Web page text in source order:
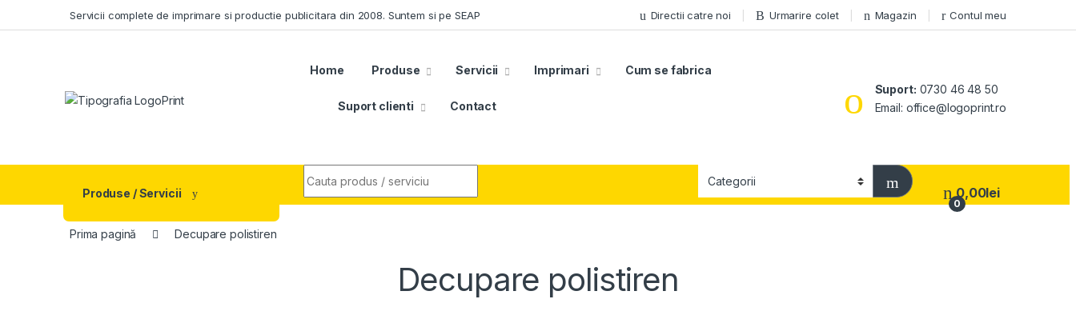
Servicii complete de imprimare si productie publicitara din 2008. Suntem si pe SEAP Directii catre noi Urmarire colet Magazin Contul meu
Home Produse Servicii Imprimari Cum se fabrica
Suport clienti Contact
Suport: 0730 46 48 50
Email: office@logoprint.ro
Produse / Servicii
0
0,00lei
Prima pagină Decupare polistiren
Decupare polistiren